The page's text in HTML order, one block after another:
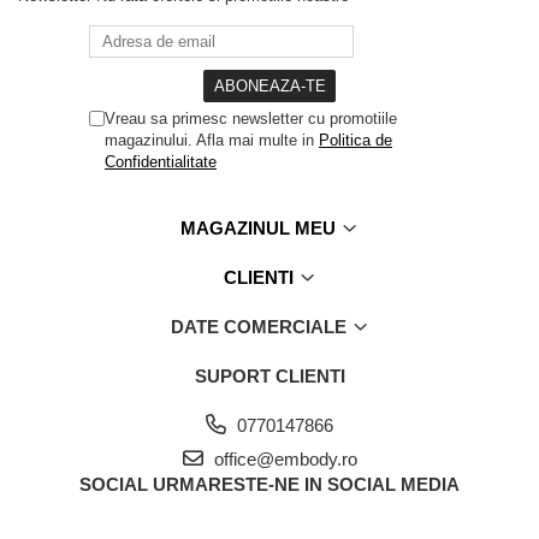
Vreau sa primesc newsletter cu promotiile
magazinului. Afla mai multe in Politica de
Confidentialitate
MAGAZINUL MEU
CLIENTI
DATE COMERCIALE
SUPORT CLIENTI
0770147866
office@embody.ro
SOCIAL URMARESTE-NE IN SOCIAL MEDIA